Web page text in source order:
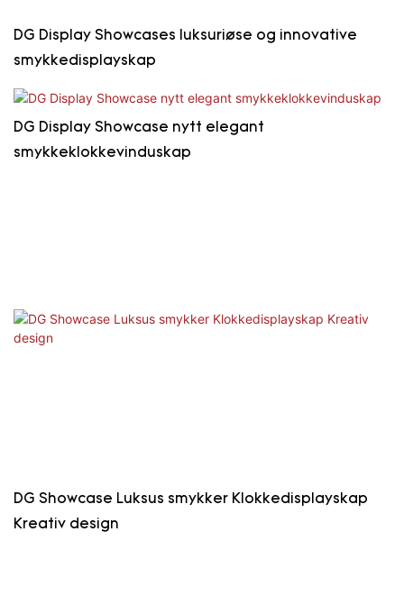
DG Display Showcases luksuriøse og innovative
smykkedisplayskap
DG Display Showcase nytt elegant
smykkeklokkevinduskap
DG Showcase Luksus smykker Klokkedisplayskap
Kreativ design